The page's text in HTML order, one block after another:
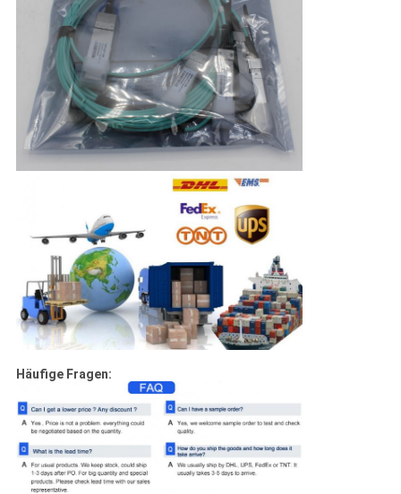
Häufige Fragen: